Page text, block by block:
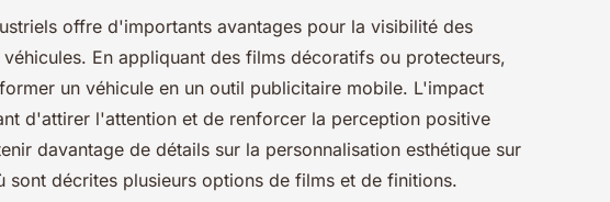
offre d'importants avantages pour la visibilité des
En appliquant des films décoratifs ou protecteurs,
un véhicule en un outil publicitaire mobile. L'impact
d'attirer l'attention et de renforcer la perception positive
davantage de détails sur la personnalisation esthétique sur
sont décrites plusieurs options de films et de finitions.